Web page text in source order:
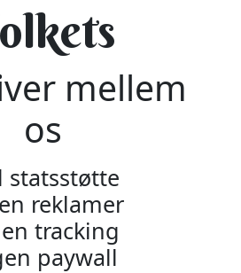
mellem
os
statsstøtte
reklamer
tracking
paywall